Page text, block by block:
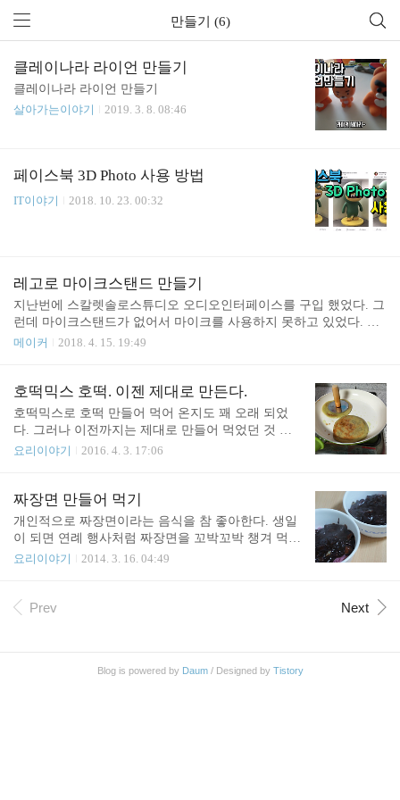
만들기 (6)
클레이나라 라이언 만들기
클레이나라 라이언 만들기
살아가는이야기
2019. 3. 8. 08:46
페이스북 3D Photo 사용 방법
IT이야기 2018. 10. 23. 00:32
레고로 마이크스탠드 만들기
지난번에 스칼렛솔로스튜디오 오디오인터페이스를 구입 했었다. 그
런데 마이크스탠드가 없어서 마이크를 사용하지 못하고 있었다. 마
이크스탠드는 하나 사고 싶긴 하지만 일단 레고로 마이크 스탠드를
메이커 2018. 4. 15. 19:49
호떡믹스 호떡. 이젠 제대로 만든다.
호떡믹스로 호떡 만들어 먹어 온지도 꽤 오래 되었
다. 그러나 이전까지는 제대로 만들어 먹었던 것 같
지 않다. 처음에 만들어 먹을 때는 설명서는 대충 참
를 더 넣거나 하다 보면 종종 맛이 덜해지곤 했음. 그
러다가 설명서를 보고 물의 양을 적당히 조절하다 보
니 그럭저럭 아주 망하는 호떡은 만들지 않게 되었
이제껏 내가 만들어 왔던 호떡과 길거리 호떡은 뭔가
오랜만에 길거리 호떡을 먹다. 난 그동안 호떡을 잘
못 만들고 있었다. 2016-03-14 http://junho85.pe.kr/427
요리이야기 2016. 4. 3. 17:06
짜장면 만들어 먹기
개인적으로 짜장면이라는 음식을 참 좋아한다. 생일
이 되면 연례 행사처럼 짜장면을 꼬박꼬박 챙겨 먹는
편이다. 요즘은 짜장면을 직접 만들어 먹기도 하는데
다. 하지만 해보기 전에는 뭔가 엄청 어려운 요리처
양배추, 고구마, 버섯), 감자가루, 설탕, 백년초 국수
요리이야기 2014. 3. 16. 04:49
Prev Next
Blog is powered by Daum/ Designed by Tistory